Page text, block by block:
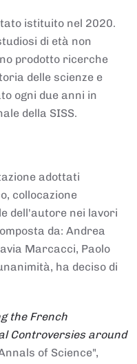
istituito nel 2020.
di età non
prodotto ricerche
delle scienze e
ogni due anni in
della SISS.
adottati
collocazione
dell'autore nei lavori
da: Andrea
Marcacci, Paolo
ha deciso di
the French
Controversies around
of Science",